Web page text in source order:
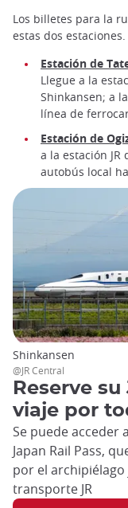
Los billetes para la
estas dos estaciones.
Estación de
Llegue a la
Shinkansen; a
línea de
Estación de
a la estación
autobús local
Reserve
viaje por
Se puede acceder
Japan Rail Pass,
por el
transporte JR
Shinkansen
@JR Central